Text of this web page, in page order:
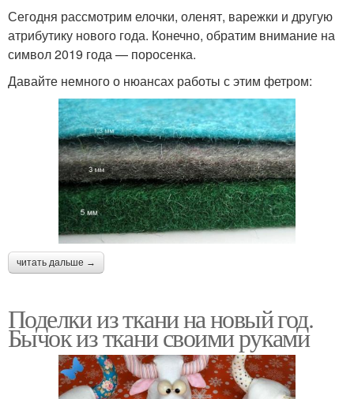
Сегодня рассмотрим елочки, оленят, варежки и другую
атрибутику нового года. Конечно, обратим внимание на
символ 2019 года — поросенка.
Давайте немного о нюансах работы с этим фетром:
читать дальше →
Поделки из ткани на новый год.
Бычок из ткани своими руками